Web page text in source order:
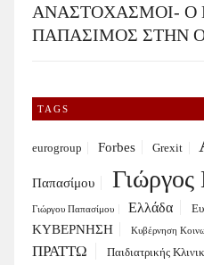
ΑΝΑΣΤΟΧΑΣΜΟΙ- Ο
ΠΑΠΑΣΙΜΟΣ ΣΤΗΝ
TAGS
eurogroup Forbes Grexit
Παπασίμου
Γιώργου Παπασίμου Ελλάδα
ΚΥΒΕΡΝΗΣΗ
Κυβέρνηση
ΠΡΑΤΤΩ Παιδιατρικής